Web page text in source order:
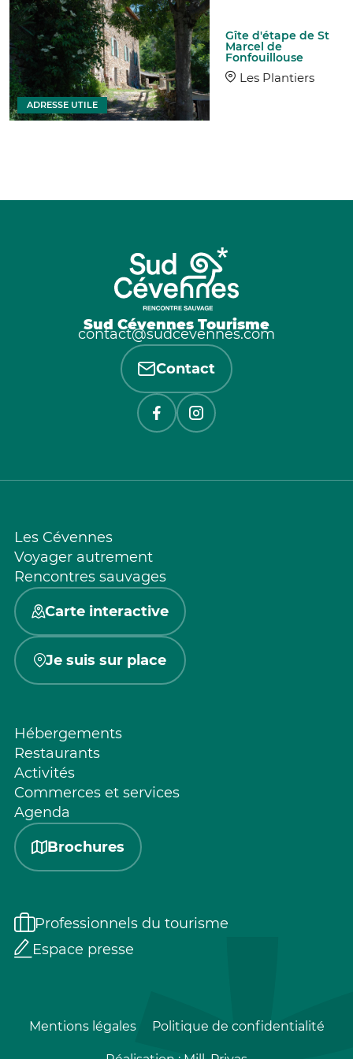
Gîte d'étape de St
Marcel de
Fonfouillouse
Les Plantiers
ADRESSE UTILE
Sud Cévennes Tourisme
contact@sudcevennes.com
Contact
Les Cévennes
Voyager autrement
Rencontres sauvages
Carte interactive
Je suis sur place
Hébergements
Restaurants
Activités
Commerces et services
Agenda
Brochures
Professionnels du tourisme
Espace presse
Mentions légales Politique de confidentialité